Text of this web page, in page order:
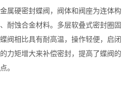
属硬密封蝶阀，阀体和阀座为连体构
耐蚀合金材料。多层软叠式密封圈固
阀相比具有耐高温，操作轻便，启闭
力矩增大来补偿密封，提高了蝶阀的
。